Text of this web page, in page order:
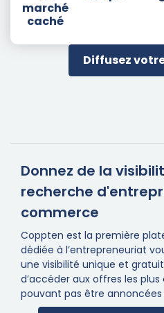
marché
caché
Diffusez
Donnez de la
recherche
commerce
Coppten est la première
dédiée à l’entrepreneuriat
une visibilité unique et
d’accéder aux offres les
pouvant pas être annoncées